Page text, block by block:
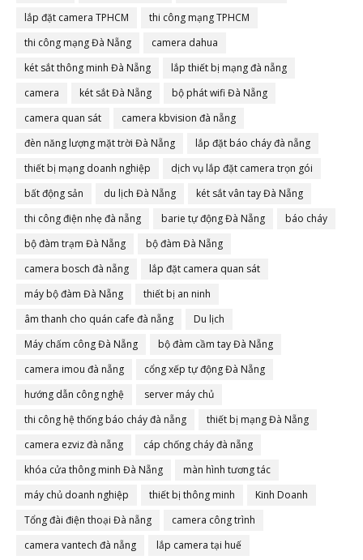
lắp đặt camera TPHCM
thi công mạng TPHCM
thi công mạng Đà Nẵng
camera dahua
két sắt thông minh Đà Nẵng
lắp thiết bị mạng đà nẵng
camera
két sắt Đà Nẵng
bộ phát wifi Đà Nẵng
camera quan sát
camera kbvision đà nẵng
đèn năng lượng mặt trời Đà Nẵng
lắp đặt báo cháy đà nẵng
thiết bị mạng doanh nghiệp
dịch vụ lắp đặt camera trọn gói
bất động sản
du lịch Đà Nẵng
két sắt vân tay Đà Nẵng
thi công điện nhẹ đà nẵng
barie tự động Đà Nẵng
báo cháy
bộ đàm trạm Đà Nẵng
bộ đàm Đà Nẵng
camera bosch đà nẵng
lắp đặt camera quan sát
máy bộ đàm Đà Nẵng
thiết bị an ninh
âm thanh cho quán cafe đà nẵng
Du lịch
Máy chấm công Đà Nẵng
bộ đàm cầm tay Đà Nẵng
camera imou đà nẵng
cổng xếp tự động Đà Nẵng
hướng dẫn công nghệ
server máy chủ
thi công hệ thống báo cháy đà nẵng
thiết bị mạng Đà Nẵng
camera ezviz đà nẵng
cáp chống cháy đà nẵng
khóa cửa thông minh Đà Nẵng
màn hình tương tác
máy chủ doanh nghiệp
thiết bị thông minh
Kinh Doanh
Tổng đài điện thoại Đà nẵng
camera công trình
camera vantech đà nẵng
lắp camera tại huế